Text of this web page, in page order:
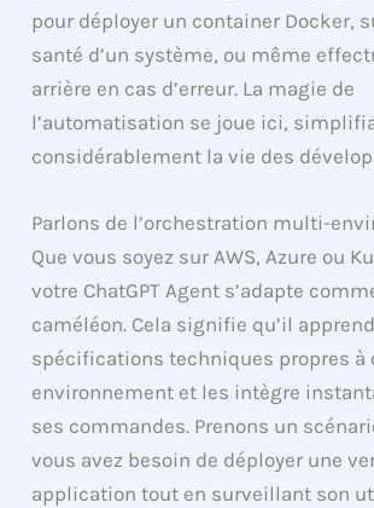
pour déployer un container Docker,
santé d’un système, ou même
arrière en cas d’erreur. La magie de
l’automatisation se joue ici,
considérablement la vie des
Parlons de l’orchestration multi-
Que vous soyez sur AWS, Azure ou
votre ChatGPT Agent s’adapte
caméléon. Cela signifie qu’il
spécifications techniques propres à
environnement et les intègre
ses commandes. Prenons un
vous avez besoin de déployer une
application tout en surveillant son